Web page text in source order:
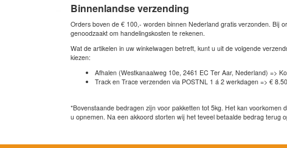
Binnenlandse verzending
Orders boven de € 100,- worden binnen Nederland gratis verzonden. Bij
genoodzaakt om handelingskosten te rekenen.
Wat de artikelen in uw winkelwagen betreft, kunt u uit de volgende
kiezen:
Afhalen (Westkanaalweg 10e, 2461 EC Ter Aar, Nederland) =>
Track en Trace verzenden via POSTNL 1 á 2 werkdagen => €
*Bovenstaande bedragen zijn voor pakketten tot 5kg. Het kan
u opnemen. Na een akkoord storten wij het teveel betaalde bedrag terug